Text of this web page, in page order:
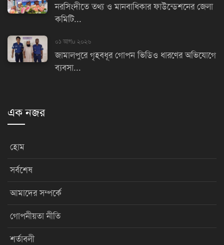
নরসিংদীতে তথ্য ও মানবাধিকার ফাউন্ডেশনের জেলা
কমিটি...
০১ আগu ২০২৬
জামালপুরে গৃহবধূর গোপন ভিডিও ধারণের অভিযোগে
ব্যবসা...
এক নজর
হোম
সর্বশেষ
আমাদের সম্পর্কে
গোপনীয়তা নীতি
শর্তাবলী